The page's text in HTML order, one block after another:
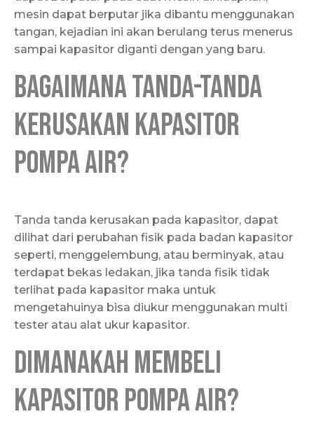
mesin dapat berputar jika dibantu menggunakan
tangan, kejadian ini akan berulang terus menerus
sampai kapasitor diganti dengan yang baru.
Bagaimana tanda-tanda
kerusakan Kapasitor
Pompa Air?
Tanda tanda kerusakan pada kapasitor, dapat
dilihat dari perubahan fisik pada badan kapasitor
seperti, menggelembung, atau berminyak, atau
terdapat bekas ledakan, jika tanda fisik tidak
terlihat pada kapasitor maka untuk
mengetahuinya bisa diukur menggunakan multi
tester atau alat ukur kapasitor.
Dimanakah membeli
Kapasitor Pompa Air?